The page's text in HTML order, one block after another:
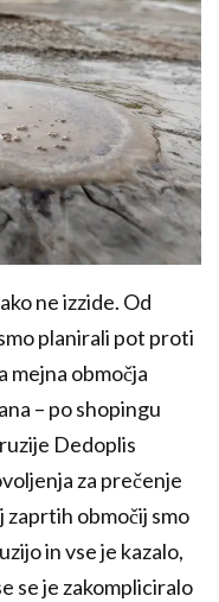
ne izzide. Od
planirali pot proti
mejna območja
– po shopingu
Dedoplis
za prečenje
območij smo
in vse je kazalo,
se je zakompliciralo